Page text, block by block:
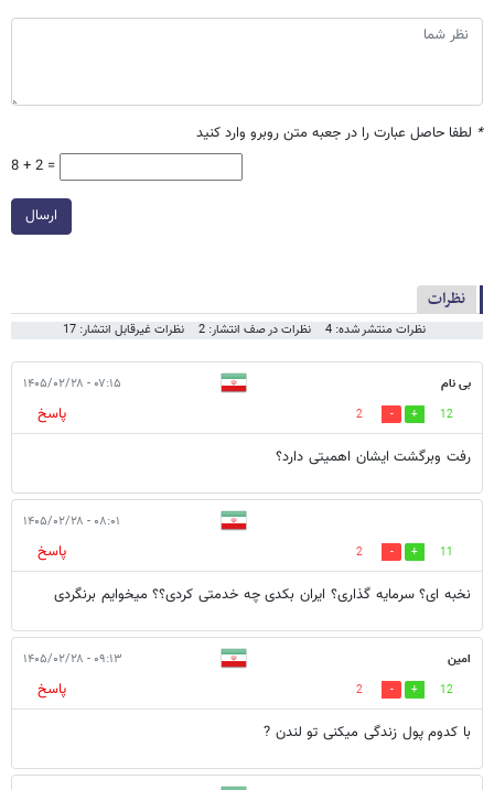
* لطفا حاصل عبارت را در جعبه متن روبرو وارد کنید
8 + 2 =
ارسال
نظرات
نظرات منتشر شده: 4 نظرات در صف انتشار: 2 نظرات غیرقابل انتشار: 17
بی نام ۰۷:۱۵ - ۱۴۰۵/۰۲/۲۸
12
2
پاسخ
رفت وبرگشت ایشان اهمیتی دارد؟
۰۸:۰۱ - ۱۴۰۵/۰۲/۲۸
11
2
پاسخ
نخبه ای؟ سرمایه گذاری؟ ایران بکدی چه خدمتی کردی؟؟ میخوایم برنگردی
امین ۰۹:۱۳ - ۱۴۰۵/۰۲/۲۸
12
2
پاسخ
با کدوم پول زندگی میکنی تو لندن ?